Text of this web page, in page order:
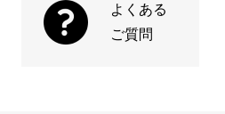
よくある
ご質問